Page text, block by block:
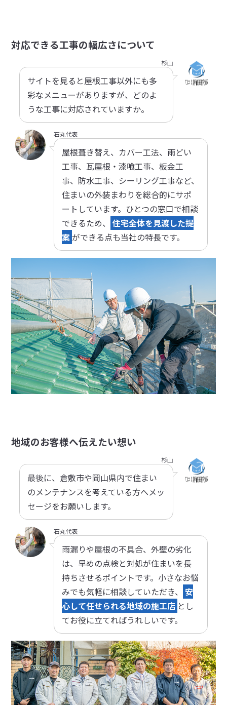
対応できる工事の幅広さについて
杉山
サイトを見ると屋根工事以外にも多
彩なメニューがありますが、どのよ
うな工事に対応されていますか。
石丸代表
屋根葺き替え、カバー工法、雨どい
工事、瓦屋根・漆喰工事、板金工
事、防水工事、シーリング工事など、
住まいの外装まわりを総合的にサポ
ートしています。ひとつの窓口で相談
できるため、 住宅全体を見渡した提
案ができる点も当社の特長です。
地域のお客様へ伝えたい想い
杉山
最後に、倉敷市や岡山県内で住まい
のメンテナンスを考えている方へメッ
セージをお願いします。
石丸代表
雨漏りや屋根の不具合、外壁の劣化
は、早めの点検と対処が住まいを長
持ちさせるポイントです。小さなお悩
みでも気軽に相談していただき、 安
心して任せられる地域の施工店 とし
てお役に立てればうれしいです。